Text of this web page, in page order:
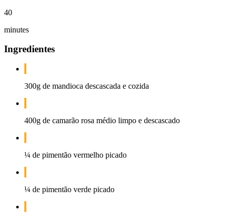
40
minutes
Ingredientes
300g de mandioca descascada e cozida
400g de camarão rosa médio limpo e descascado
¼ de pimentão vermelho picado
¼ de pimentão verde picado